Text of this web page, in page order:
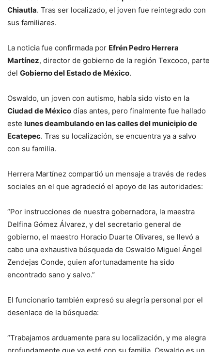
Chiautla. Tras ser localizado, el joven fue reintegrado con
sus familiares.
La noticia fue confirmada por Efrén Pedro Herrera
Martínez, director de gobierno de la región Texcoco, parte
del Gobierno del Estado de México.
Oswaldo, un joven con autismo, había sido visto en la
Ciudad de México días antes, pero finalmente fue hallado
este lunes deambulando en las calles del municipio de
Ecatepec. Tras su localización, se encuentra ya a salvo
con su familia.
Herrera Martínez compartió un mensaje a través de redes
sociales en el que agradeció el apoyo de las autoridades:
“Por instrucciones de nuestra gobernadora, la maestra
Delfina Gómez Álvarez, y del secretario general de
gobierno, el maestro Horacio Duarte Olivares, se llevó a
cabo una exhaustiva búsqueda de Oswaldo Miguel Ángel
Zendejas Conde, quien afortunadamente ha sido
encontrado sano y salvo.”
El funcionario también expresó su alegría personal por el
desenlace de la búsqueda:
“Trabajamos arduamente para su localización, y me alegra